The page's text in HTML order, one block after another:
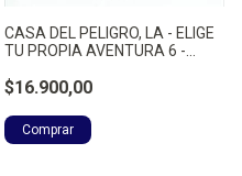
CASA DEL PELIGRO, LA - ELIGE
TU PROPIA AVENTURA 6 -
$16.900,00